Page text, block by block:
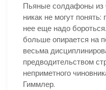
Пьяные солдафоны
никак не могут
нее еще надо
больше опирается на
весьма
предводительством
неприметного
Гиммлер.